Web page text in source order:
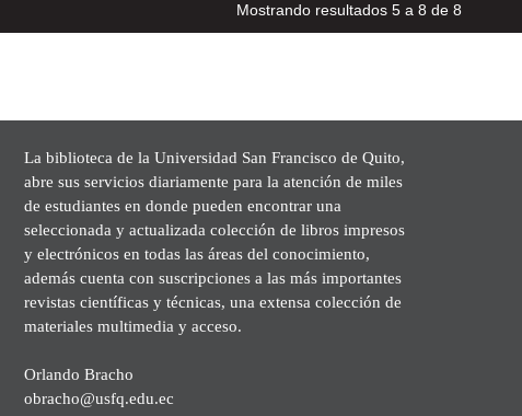
Mostrando resultados 5 a 8 de 8
La biblioteca de la Universidad San Francisco de Quito,
abre sus servicios diariamente para la atención de miles
de estudiantes en donde pueden encontrar una
seleccionada y actualizada colección de libros impresos
y electrónicos en todas las áreas del conocimiento,
además cuenta con suscripciones a las más importantes
revistas científicas y técnicas, una extensa colección de
materiales multimedia y acceso.
Orlando Bracho
obracho@usfq.edu.ec